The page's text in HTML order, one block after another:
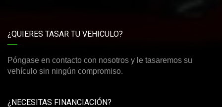
¿QUIERES TASAR TU VEHICULO?
Póngase en contacto con nosotros y le tasaremos su
vehículo sin ningún compromiso.
¿NECESITAS FINANCIACIÓN?